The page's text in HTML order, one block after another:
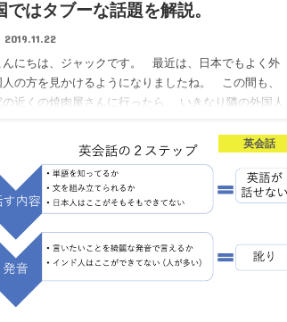
ではタブーな話題を解説。
2019.11.22
んにちは、ジャックです。 最近は、日本でもよく外
人の方を見かけるようになりましたね。 この間も、
の近くの焼肉屋さんに行ったら、 いきなり隣の外国人
英会話